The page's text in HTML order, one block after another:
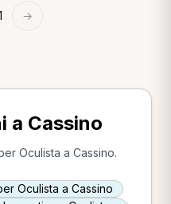
→
a Cassino
Oculista a Cassino.
Oculista a Cassino